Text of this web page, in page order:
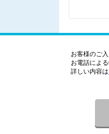
お客様のご
お電話によ
詳しい内容は